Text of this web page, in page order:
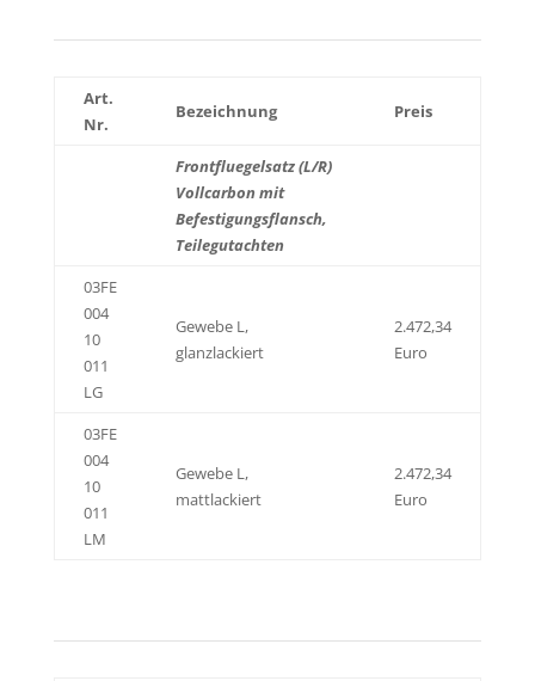
Art.
Nr.
Bezeichnung Preis
Frontfluegelsatz (L/R)
Vollcarbon mit
Befestigungsflansch,
Teilegutachten
03FE
004
10
011
LG
Gewebe L,
glanzlackiert
2.472,34
Euro
03FE
004
10
011
LM
Gewebe L,
mattlackiert
2.472,34
Euro